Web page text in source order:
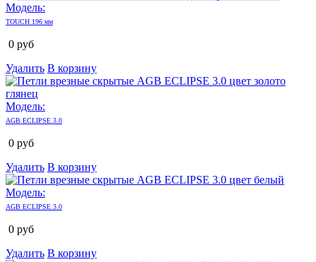
Модель:
TOUCH 196 мм
0 руб
Удалить В корзину
Модель:
AGB ECLIPSE 3.0
0 руб
Удалить В корзину
Модель:
AGB ECLIPSE 3.0
0 руб
Удалить В корзину